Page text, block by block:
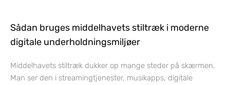
Sådan bruges middelhavets stiltræk i moderne
digitale underholdningsmiljøer
Middelhavets stiltræk dukker op mange steder på skærmen.
Man ser den i streamingtjenester, musikapps, digitale